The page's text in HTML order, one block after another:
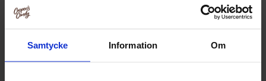
Samtycke Information Om